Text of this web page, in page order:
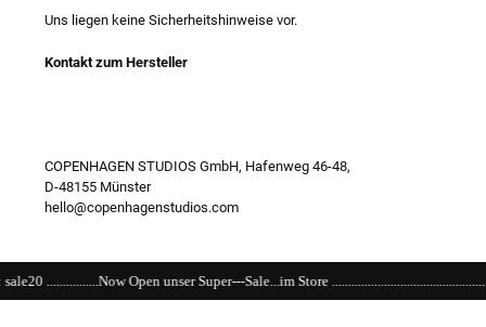
Uns liegen keine Sicherheitshinweise vor.
Kontakt zum Hersteller
COPENHAGEN STUDIOS GmbH, Hafenweg 46-48,
D-48155 Münster
hello@copenhagenstudios.com
Open unser Super---Sale...im Store